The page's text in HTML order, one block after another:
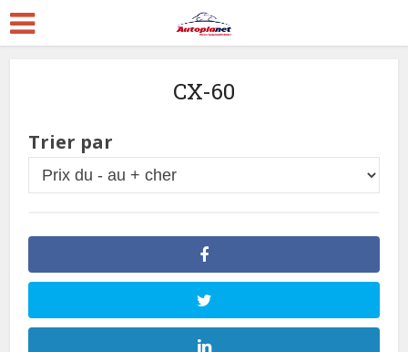
CX-60
Trier par